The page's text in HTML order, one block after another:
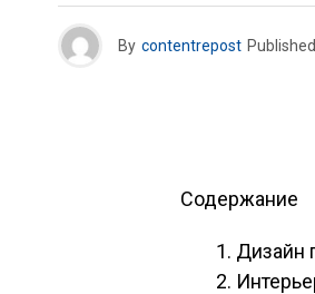
By contentrepost Published
Содержание
Дизайн